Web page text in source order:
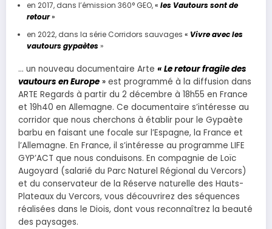
en 2017, dans l’émission 360° GEO,« les Vautours sont de
retour»
en 2022, dans la série Corridors sauvages « Vivre avec les
vautours gypaètes »
… un nouveau documentaire Arte « Le retour fragile des
vautours en Europe » est programmé à la diffusion dans
ARTE Regards à partir du 2 décembre à 18h55 en France
et 19h40 en Allemagne. Ce documentaire s’intéresse au
corridor que nous cherchons à établir pour le Gypaète
barbu en faisant une focale sur l’Espagne, la France et
l’Allemagne. En France, il s’intéresse au programme LIFE
GYP’ACT que nous conduisons. En compagnie de Loïc
Augoyard (salarié du Parc Naturel Régional du Vercors)
et du conservateur de la Réserve naturelle des Hauts-
Plateaux du Vercors, vous découvrirez des séquences
réalisées dans le Diois, dont vous reconnaîtrez la beauté
des paysages.